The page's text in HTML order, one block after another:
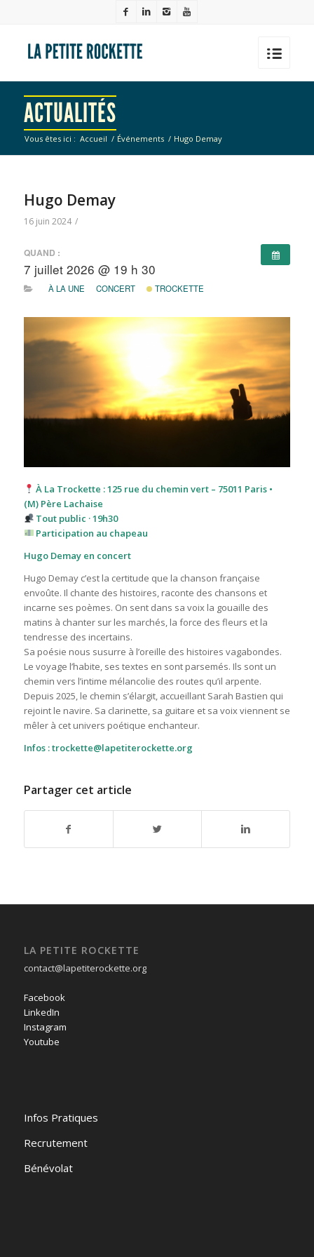
ACTUALITÉS
Vous êtes ici : Accueil / Événements / Hugo Demay
Hugo Demay
16 juin 2024 /
QUAND :
7 juillet 2026 @ 19 h 30
À LA UNE CONCERT TROCKETTE
À La Trockette : 125 rue du chemin vert – 75011 Paris •
(M) Père Lachaise
Tout public · 19h30
Participation au chapeau
Hugo Demay en concert
Hugo Demay c’est la certitude que la chanson française
envoûte. Il chante des histoires, raconte des chansons et
incarne ses poèmes. On sent dans sa voix la gouaille des
matins à chanter sur les marchés, la force des fleurs et la
tendresse des incertains.
Sa poésie nous susurre à l’oreille des histoires vagabondes.
Le voyage l’habite, ses textes en sont parsemés. Ils sont un
chemin vers l’intime mélancolie des routes qu’il arpente.
Depuis 2025, le chemin s’élargit, accueillant Sarah Bastien qui
rejoint le navire. Sa clarinette, sa guitare et sa voix viennent se
mêler à cet univers poétique enchanteur.
Infos : trockette@lapetiterockette.org
Partager cet article
LA PETITE ROCKETTE
contact@lapetiterockette.org
Facebook
LinkedIn
Instagram
Youtube
Infos Pratiques
Recrutement
Bénévolat